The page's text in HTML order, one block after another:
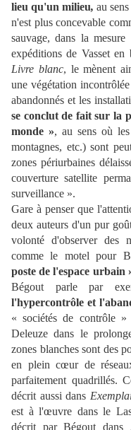
lieu qu'un milieu, au
n'est plus concevable
sauvage, dans la
expéditions de Vasset en
Livre blanc, le mènent
une végétation
abandonnés et les
se conclut de fait sur la
monde », au sens où
montagnes, etc.) sont
zones périurbaines
couverture satellite
surveillance ».
Gare à penser que
deux auteurs d'un pur
volonté d'observer des
comme le motel pour
poste de l'espace urbain
Bégout parle par
l'hypercontrôle et
« sociétés de contrôle
Deleuze dans le
zones blanches sont des
en plein cœur de
parfaitement quadrillés.
décrit aussi dans
est à l'œuvre dans le Las
décrit par Bégout dans